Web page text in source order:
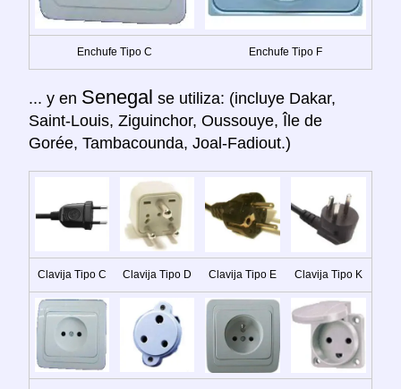
Enchufe Tipo C Enchufe Tipo F
... y en Senegal se utiliza: (incluye Dakar,
Saint-Louis, Ziguinchor, Oussouye, Île de
Gorée, Tambacounda, Joal-Fadiout.)
Clavija Tipo C Clavija Tipo D Clavija Tipo E Clavija Tipo K